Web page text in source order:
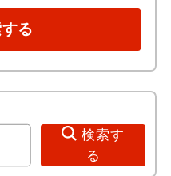
る
検索す
る